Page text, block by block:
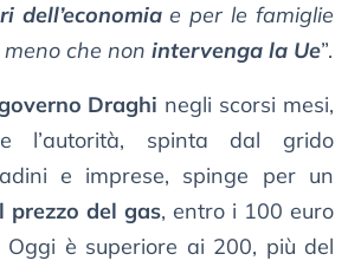
dell’economiae per le famiglie
che non intervenga la Ue”.
Draghi negli scorsi mesi,
l’autorità, spinta dal grido
e imprese, spinge per un
prezzo del gas, entro i 100 euro
è superiore ai 200, più del